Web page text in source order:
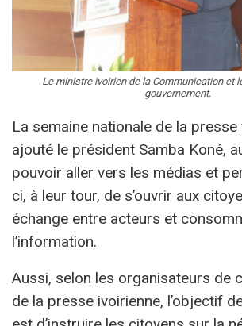
Le ministre ivoirien de la Communication et
gouvernement.
La semaine nationale de la
ajouté le président Samba Koné,
pouvoir aller vers les médias et
ci, à leur tour, de s’ouvrir aux
échange entre acteurs et
l’information.
Aussi, selon les organisateurs de
de la presse ivoirienne, l’objectif